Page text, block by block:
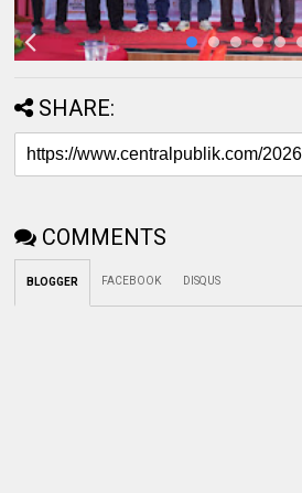
SHARE:
COMMENTS
BLOGGER FACEBOOK DISQUS